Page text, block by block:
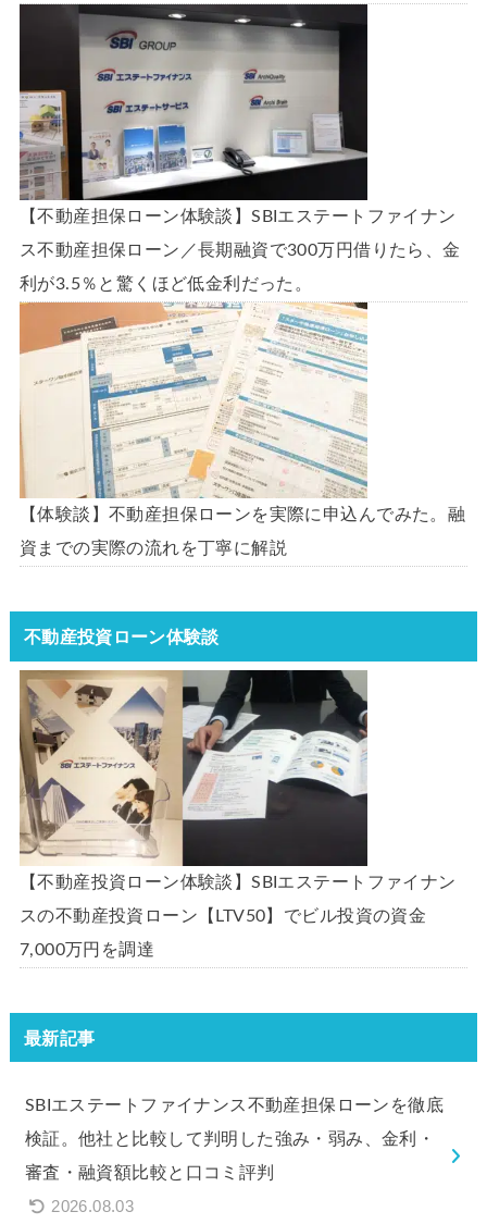
【不動産担保ローン体験談】SBIエステートファイナン
ス不動産担保ローン／長期融資で300万円借りたら、金
利が3.5％と驚くほど低金利だった。
【体験談】不動産担保ローンを実際に申込んでみた。融
資までの実際の流れを丁寧に解説
不動産投資ローン体験談
【不動産投資ローン体験談】SBIエステートファイナン
スの不動産投資ローン【LTV50】でビル投資の資金
7,000万円を調達
最新記事
SBIエステートファイナンス不動産担保ローンを徹底
検証。他社と比較して判明した強み・弱み、金利・
審査・融資額比較と口コミ評判
2026.08.03